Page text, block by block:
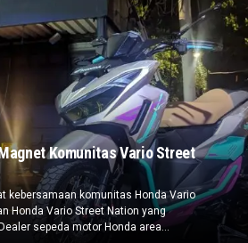
Komunitas Vario Street
kebersamaan komunitas Honda Vario
Honda Vario Street Nation yang
sepeda motor Honda area...